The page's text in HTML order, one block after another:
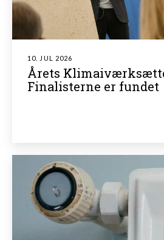
10. JUL 2026
Årets
Finalisterne er fundet